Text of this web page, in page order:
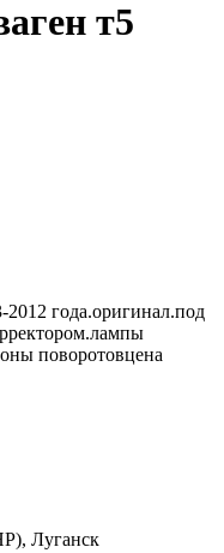
т5
года.оригинал.под
поворотовцена
Луганск